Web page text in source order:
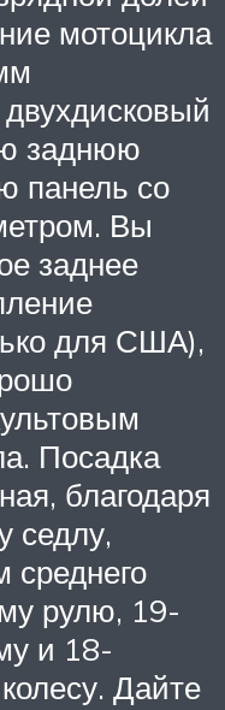
мотоцикла
заднюю
панель со
Вы
заднее
для США),
Посадка
благодаря
седлу,
среднего
рулю, 19-
и 18-
Дайте